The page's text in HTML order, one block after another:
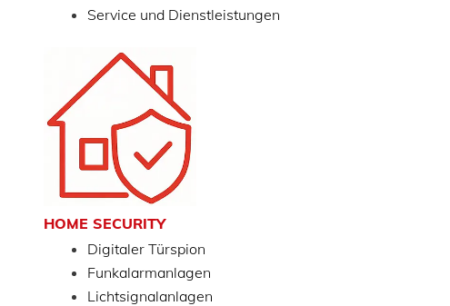
Service und Dienstleistungen
HOME SECURITY
Digitaler Türspion
Funkalarmanlagen
Lichtsignalanlagen